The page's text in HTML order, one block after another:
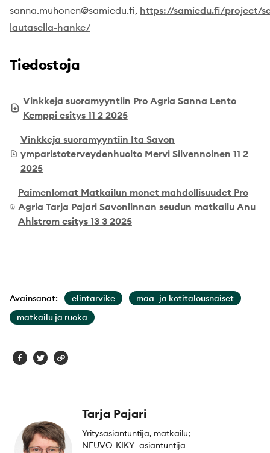
sanna.muhonen@samiedu.fi, https://samiedu.fi/project/
lautasella-hanke/
Tiedostoja
Vinkkeja suoramyyntiin Pro Agria Sanna Lento
Kemppi esitys 11 2 2025
Vinkkeja suoramyyntiin Ita Savon
ymparistoterveydenhuolto Mervi Silvennoinen 11 2
2025
Paimenlomat Matkailun monet mahdollisuudet Pro
Agria Tarja Pajari Savonlinnan seudun matkailu Anu
Ahlstrom esitys 13 3 2025
Avainsanat: elintarvike
maa- ja kotitalousnaiset
matkailu ja ruoka
Tarja Pajari
Yritysasiantuntija, matkailu;
NEUVO-KIKY -asiantuntija